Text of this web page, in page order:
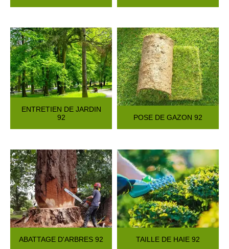
ENTRETIEN DE JARDIN
92
POSE DE GAZON 92
ABATTAGE D'ARBRES 92 TAILLE DE HAIE 92